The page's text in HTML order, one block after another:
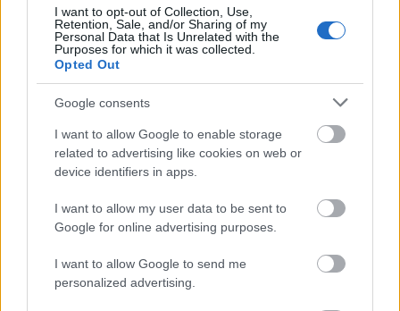
I want to opt-out of Collection, Use,
Retention, Sale, and/or Sharing of my
Personal Data that Is Unrelated with the
Purposes for which it was collected.
Opted Out
Google consents
I want to allow Google to enable storage
related to advertising like cookies on web or
device identifiers in apps.
I want to allow my user data to be sent to
Google for online advertising purposes.
I want to allow Google to send me
personalized advertising.
Nagy Márton nemzetgazdasági miniszter
nemrég tárgyalt a Magyar Ásványolaj
Szövetséggel és a Mollal, úgy hogy az
üzemanyagok díja is terítéken volt a
megbeszélésen.
A miniszter jelezte: a benzin kapcsán „lát
esélyt az árak kiigazítására”. Pénteken a
holtankoljak.huinformációi szerint egyébként
lesz egy három forintos csökkentés, de a 95-ös
literenkénti ára még így is 600 forint lesz.